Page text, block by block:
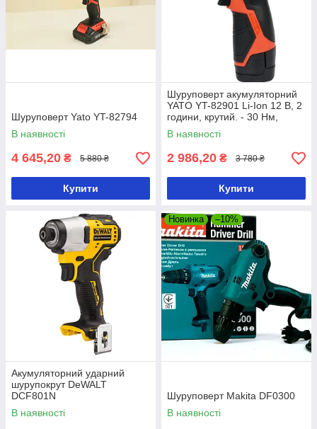
Шуруповерт Yato YT-82794
В наявності
4 645,20 ₴ 5 880 ₴
Купити
Шуруповерт акумуляторний
YATO YT-82901 Li-Ion 12 В, 2
години, крутий. - 30 Нм,
патрон he10 мм
В наявності
2 986,20 ₴ 3 780 ₴
Купити
Акумуляторний ударний
шурупокрут DeWALT
DCF801N
В наявності
Новинка –10%
Шуруповерт Makita DF0300
В наявності